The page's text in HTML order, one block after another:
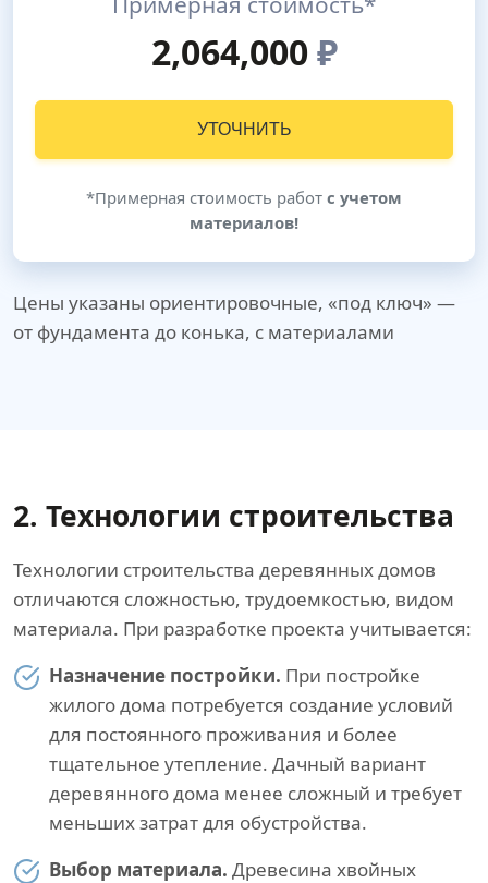
2,064,000₽
УТОЧНИТЬ
*Примерная стоимость работ с учетом
материалов!
Цены указаны ориентировочные, «под ключ» —
от фундамента до конька, с материалами
2. Технологии строительства
Технологии строительства деревянных домов
отличаются сложностью, трудоемкостью, видом
материала. При разработке проекта учитывается:
Назначение постройки. При постройке
жилого дома потребуется создание условий
для постоянного проживания и более
тщательное утепление. Дачный вариант
деревянного дома менее сложный и требует
меньших затрат для обустройства.
Выбор материала. Древесина хвойных